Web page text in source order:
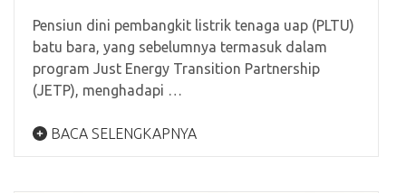
Pensiun dini pembangkit listrik tenaga uap (PLTU)
batu bara, yang sebelumnya termasuk dalam
program Just Energy Transition Partnership
(JETP), menghadapi …
BACA SELENGKAPNYA